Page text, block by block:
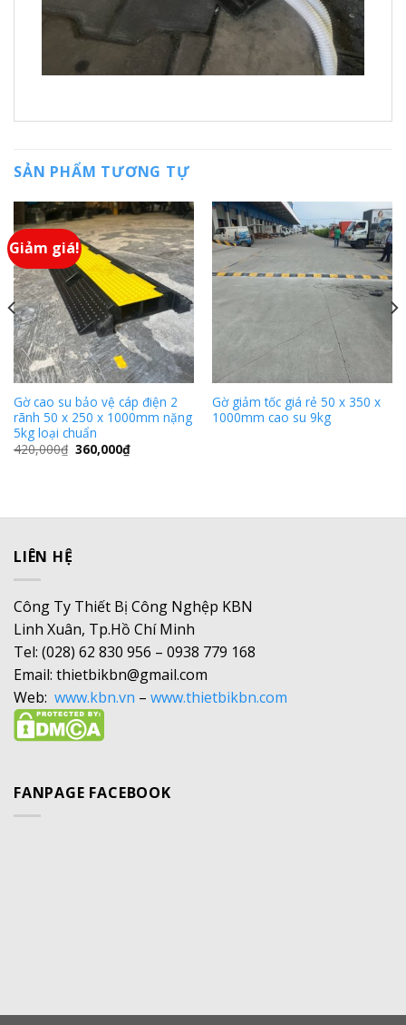
SẢN PHẨM TƯƠNG TỰ
Giảm giá!
Gờ cao su bảo vệ cáp điện 2
rãnh 50 x 250 x 1000mm nặng
5kg loại chuẩn
420,000₫ 360,000₫
Gờ giảm tốc giá rẻ 50 x 350 x
1000mm cao su 9kg
LIÊN HỆ
Công Ty Thiết Bị Công Nghệp KBN
Linh Xuân, Tp.Hồ Chí Minh
Tel: (028) 62 830 956 – 0938 779 168
Email: thietbikbn@gmail.com
Web: www.kbn.vn – www.thietbikbn.com
FANPAGE FACEBOOK